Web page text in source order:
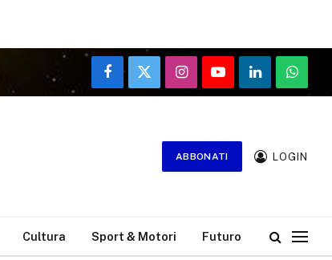
Facebook
X
(Twitter)
InstagramYouTubeLinkedIn
ABBONATI LOGIN
Cultura Sport & Motori Futuro